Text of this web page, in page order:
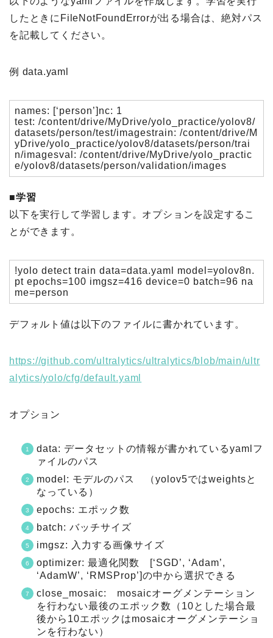
したときにFileNotFoundErrorが出る場合は、絶対パス
を記載してください。
例 data.yaml
names: [‘person’]nc: 1
test: /content/drive/MyDrive/yolo_practice/yolov8/
datasets/person/test/imagestrain: /content/drive/M
yDrive/yolo_practice/yolov8/datasets/person/trai
n/imagesval: /content/drive/MyDrive/yolo_practic
e/yolov8/datasets/person/validation/images
■学習
以下を実行して学習します。オプションを設定するこ
とができます。
!yolo detect train data=data.yaml model=yolov8n.
pt epochs=100 imgsz=416 device=0 batch=96 na
me=person
デフォルト値は以下のファイルに書かれています。
https://github.com/ultralytics/ultralytics/blob/main/ultr
alytics/yolo/cfg/default.yaml
オプション
data: データセットの情報が書かれているyamlフ
ァイルのパス
model: モデルのパス （yolov5ではweightsと
なっている）
epochs: エポック数
batch: バッチサイズ
imgsz: 入力する画像サイズ
optimizer: 最適化関数 [‘SGD’, ‘Adam’,
‘AdamW’, ‘RMSProp’]の中から選択できる
close_mosaic: mosaicオーグメンテーション
を行わない最後のエポック数（10とした場合最
後から10エポックはmosaicオーグメンテーショ
ンを行わない）